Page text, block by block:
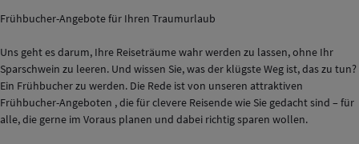
Frühbucher-Angebote für Ihren Traumurlaub
Uns geht es darum, Ihre Reiseträume wahr werden zu lassen, ohne Ihr
Sparschwein zu leeren. Und wissen Sie, was der klügste Weg ist, das zu tun?
Ein Frühbucher zu werden. Die Rede ist von unseren attraktiven
Frühbucher-Angeboten , die für clevere Reisende wie Sie gedacht sind – für
alle, die gerne im Voraus planen und dabei richtig sparen wollen.